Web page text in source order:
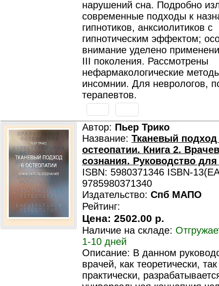
нарушений сна. Подробно
современные подходы к
гипнотиков, анксиолитиков с
гипнотическим эффектом;
внимание уделено
III поколения. Рассмотрены
нефармакологические
инсомнии. Для неврологов,
терапевтов.
Автор: Пьер Трико
Название: Тканевый подход
остеопатии. Книга 2.
сознания. Руководство
ISBN: 5980371346 ISBN-
9785980371340
Издательство: Спб МАПО
Рейтинг:
Цена: 2502.00 р.
Наличие на складе:
1-10 дней
Описание: В данном
врачей, как теоретически,
практически,